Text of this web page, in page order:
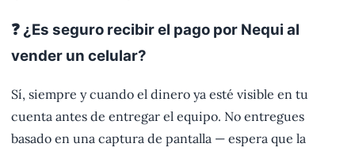
❓ ¿Es seguro recibir el pago por Nequi al
vender un celular?
Sí, siempre y cuando el dinero ya esté visible en tu
cuenta antes de entregar el equipo. No entregues
basado en una captura de pantalla — espera que la